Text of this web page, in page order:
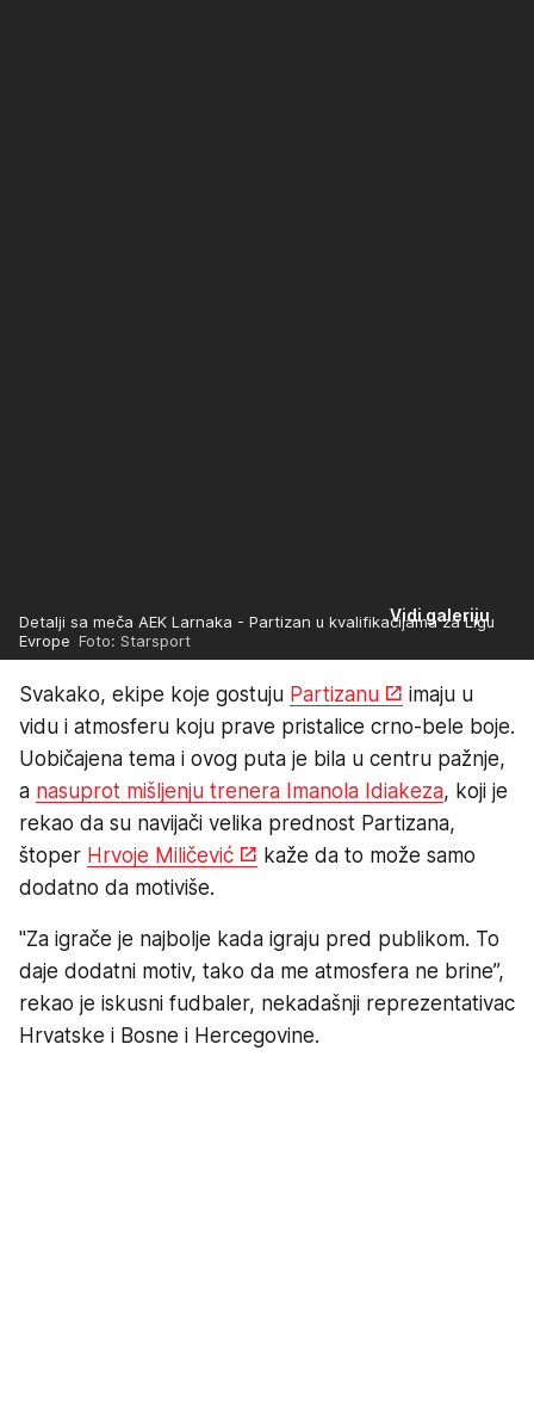
Vidi galeriju
Detalji sa meča AEK Larnaka - Partizan u kvalifikacijama za Ligu
Evrope Foto: Starsport
Svakako, ekipe koje gostuju Partizanu
imaju u
vidu i atmosferu koju prave pristalice crno-bele boje.
Uobičajena tema i ovog puta je bila u centru pažnje,
a nasuprot mišljenju trenera Imanola Idiakeza, koji je
rekao da su navijači velika prednost Partizana,
štoper Hrvoje Miličević
kaže da to može samo
dodatno da motiviše.
"Za igrače je najbolje kada igraju pred publikom. To
daje dodatni motiv, tako da me atmosfera ne brine”,
rekao je iskusni fudbaler, nekadašnji reprezentativac
Hrvatske i Bosne i Hercegovine.